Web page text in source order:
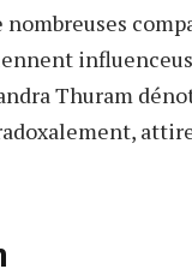
nombreuses
Thuram